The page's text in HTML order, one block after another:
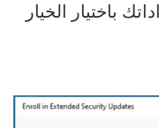
باختيار الخيار